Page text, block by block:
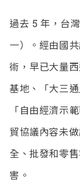
過去 5 年，台
一）。經由國
術，早已大量
基地、「大三
「自由經濟示
貿協議內容未
全、批發和零
害。